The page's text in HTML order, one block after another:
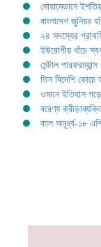
মোহামেডানে
বাংলাদেশ জুনিয়র
২৪ সদস্যের
ইউরোপীয় ধাঁচে
মেন্টাল
তিন বিদেশি কোচে
ওমানে ইতিহাস
বরেণ্য
কাল অনূর্ধ্ব-১৮